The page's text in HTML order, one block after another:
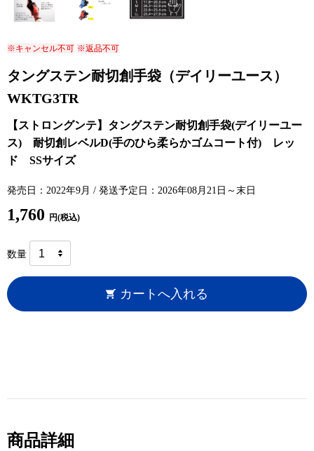
※キャンセル不可 ※返品不可
タングステン耐切創手袋（デイリーユース）
WKTG3TR
発売日：2022年9月 / 発送予定日：2026年08月21日～末日
1,760 円(税込)
数量
カートへ入れる
商品詳細